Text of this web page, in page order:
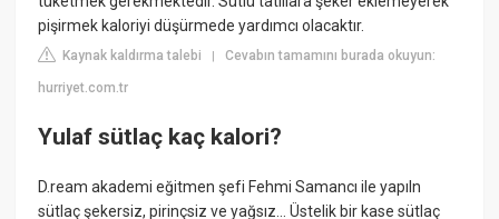
pişirmek kaloriyi düşürmede yardımcı olacaktır.
Kaynak kaldırma talebi |Cevabın tamamını burada okuyun:
hurriyet.com.tr
Yulaf sütlaç kaç kalori?
D.ream akademi eğitmen şefi Fehmi Samancı ile yapıln
sütlaç şekersiz, pirinçsiz ve yağsız... Üstelik bir kase sütlaç